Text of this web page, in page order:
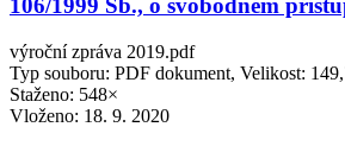
106/1999 Sb., o svobodném
výroční zpráva 2019.pdf
Typ souboru: PDF dokument, Velikost:
Staženo: 548×
Vloženo: 18. 9. 2020